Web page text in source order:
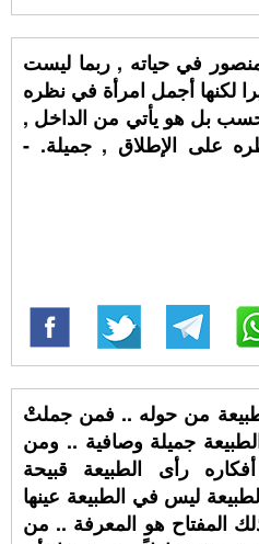
في حياته , ربما ليست
لكنها أجمل امرأة في نظره
بل هو يأتي من الداخل ,
على الإطلاق , جميلة. -
من حوله .. فمن جملتْ
جميلة وصافية .. ومن
رأى الطبيعة قبيحة
ليس في الطبيعة عينها
المفتاح هو المعرفة .. من